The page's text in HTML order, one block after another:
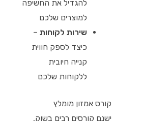
להגדיל את החשיפה
למוצרים שלכם
שירות לקוחות –
כיצד לספק חווית
קנייה חיובית
ללקוחות שלכם
קורס אמזון מומלץ
ישנם קורסים רבים בשוק,